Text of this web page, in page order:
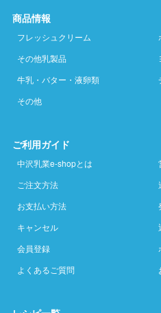
商品情報
フレッシュクリーム
その他乳製品
牛乳・バター・液卵類
その他
ご利用ガイド
中沢乳業e-shopとは
ご注文方法
お支払い方法
キャンセル
会員登録
よくあるご質問